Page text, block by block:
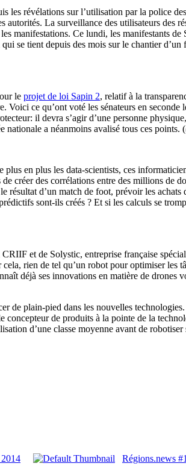
les révélations sur l’utilisation par la police
La surveillance des utilisateurs des
manifestations. Ce lundi, les manifestants
se tient depuis des mois sur le chantier
le projet de loi Sapin 2, relatif à la
ce qu’ont voté les sénateurs en
il devra s’agir d’une personne
nationale a néanmoins avalisé tous ces points. (
plus en plus les data-scientists, ces
créer des corrélations entre des millions de
d’un match de foot, prévoir les
sont-ils créés ? Et si les calculs se
et de Solystic, entreprise française
rien de tel qu’un robot pour optimiser les
déjà ses innovations en matière de drones
de plain-pied dans les nouvelles
de produits à la pointe de la
d’une classe moyenne avant de
Régions.news